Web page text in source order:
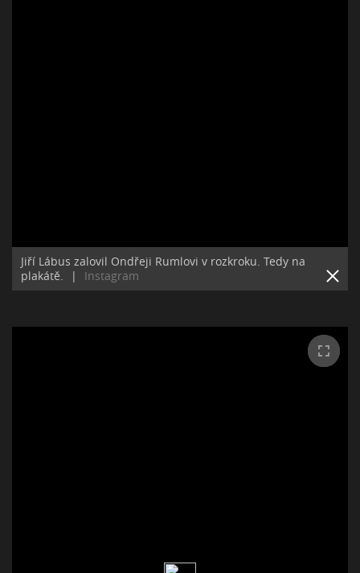
Jiří Lábus zalovil Ondřeji Rumlovi v rozkroku. Tedy na
plakátě.
| Instagram